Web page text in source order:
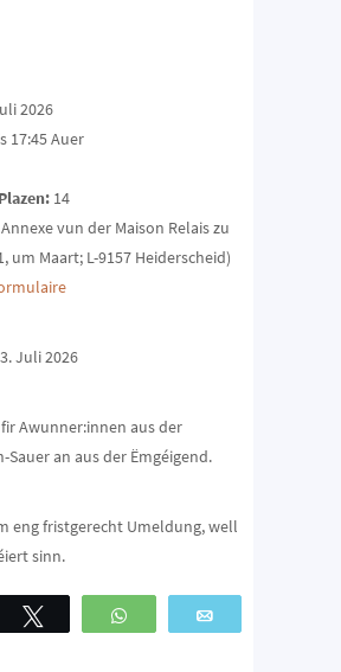
2026
17:45 Auer
14
vun der Maison Relais zu
um Maart; L-9157 Heiderscheid)
Juli 2026
Awunner:innen aus der
Sauer an aus der Ëmgéigend.
eng fristgerecht Umeldung, well
sinn.
Tweetez WhatsApp